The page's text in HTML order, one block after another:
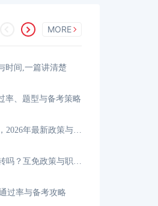
MORE
时间,一篇讲清楚
率、题型与备考策略
过率与备考攻略